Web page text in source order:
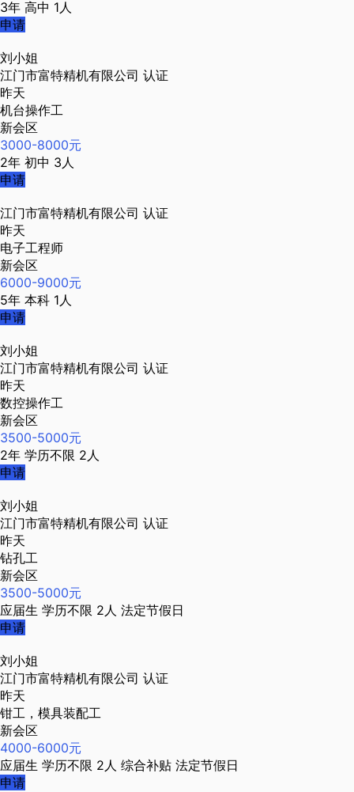
3年 高中 1人
申请
刘小姐
江门市富特精机有限公司 认证
昨天
机台操作工
新会区
3000-8000元
2年 初中 3人
申请
江门市富特精机有限公司 认证
昨天
电子工程师
新会区
6000-9000元
5年 本科 1人
申请
刘小姐
江门市富特精机有限公司 认证
昨天
数控操作工
新会区
3500-5000元
2年 学历不限 2人
申请
刘小姐
江门市富特精机有限公司 认证
昨天
钻孔工
新会区
3500-5000元
应届生 学历不限 2人 法定节假日
申请
刘小姐
江门市富特精机有限公司 认证
昨天
钳工，模具装配工
新会区
4000-6000元
应届生 学历不限 2人 综合补贴 法定节假日
申请